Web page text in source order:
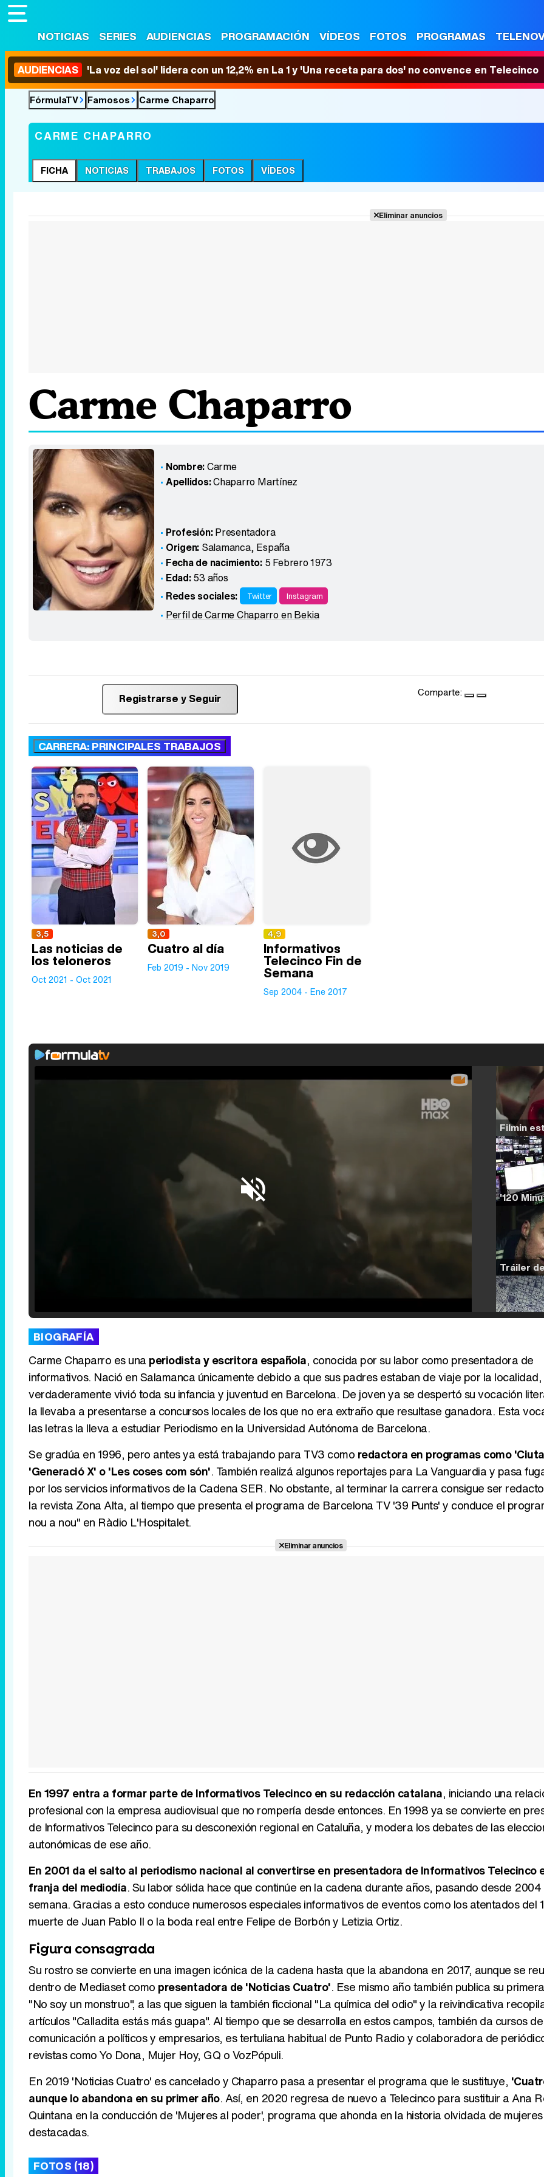
NOTICIAS SERIES AUDIENCIAS PROGRAMACIÓN VÍDEOS FOTOS PROGRAMAS
AUDIENCIAS 'La voz del sol' lidera con un 12,2% en La 1 y 'Una receta para dos' no convence en Telecinco
FórmulaTV Famosos Carme Chaparro
CARME CHAPARRO
FICHA NOTICIAS TRABAJOS FOTOS VÍDEOS
Eliminar anuncios
Carme Chaparro
Nombre:Carme
Apellidos:Chaparro Martínez
Profesión:Presentadora
Origen: Salamanca, España
Fecha de nacimiento: 5 Febrero 1973
Edad:53 años
Redes sociales:
Twitter Instagram
Perfil de Carme Chaparro en Bekia
Comparte:
Registrarse y Seguir
CARRERA: PRINCIPALES TRABAJOS
3,5
Las noticias de
los teloneros
Oct 2021 - Oct 2021
3,0
Cuatro al día
Feb 2019 - Nov 2019
4,9
Informativos
Telecinco Fin de
Semana
Sep 2004 - Ene 2017
BIOGRAFÍA
Carme Chaparro es una periodista y escritora española, conocida por su labor como presentadora de
informativos. Nació en Salamanca únicamente debido a que sus padres estaban de viaje por la
verdaderamente vivió toda su infancia y juventud en Barcelona. De joven ya se despertó su vocación
la llevaba a presentarse a concursos locales de los que no era extraño que resultase ganadora. Esta
las letras la lleva a estudiar Periodismo en la Universidad Autónoma de Barcelona.
Se gradúa en 1996, pero antes ya está trabajando para TV3 como redactora en programas como
'Generació X' o 'Les coses com són'. También realizá algunos reportajes para La Vanguardia y pasa
por los servicios informativos de la Cadena SER. No obstante, al terminar la carrera consigue ser
la revista Zona Alta, al tiempo que presenta el programa de Barcelona TV '39 Punts' y conduce el
nou a nou" en Ràdio L'Hospitalet.
Eliminar anuncios
En 1997 entra a formar parte de Informativos Telecinco en su redacción catalana, iniciando una
profesional con la empresa audiovisual que no rompería desde entonces. En 1998 ya se convierte en
de Informativos Telecinco para su desconexión regional en Cataluña, y modera los debates de las
autonómicas de ese año.
En 2001 da el salto al periodismo nacional al convertirse en presentadora de Informativos Telecinco
franja del mediodía. Su labor sólida hace que continúe en la cadena durante años, pasando desde 2004
semana. Gracias a esto conduce numerosos especiales informativos de eventos como los atentados del
muerte de Juan Pablo II o la boda real entre Felipe de Borbón y Letizia Ortiz.
Figura consagrada
Su rostro se convierte en una imagen icónica de la cadena hasta que la abandona en 2017, aunque se
dentro de Mediaset como presentadora de 'Noticias Cuatro'. Ese mismo año también publica su
"No soy un monstruo", a las que siguen la también ficcional "La química del odio" y la reivindicativa
artículos "Calladita estás más guapa". Al tiempo que se desarrolla en estos campos, también da cursos de
comunicación a políticos y empresarios, es tertuliana habitual de Punto Radio y colaboradora de
revistas como Yo Dona, Mujer Hoy, GQ o VozPópuli.
En 2019 'Noticias Cuatro' es cancelado y Chaparro pasa a presentar el programa que le sustituye,
aunque lo abandona en su primer año. Así, en 2020 regresa de nuevo a Telecinco para sustituir a Ana
Quintana en la conducción de 'Mujeres al poder', programa que ahonda en la historia olvidada de mujeres
destacadas.
FOTOS (18)